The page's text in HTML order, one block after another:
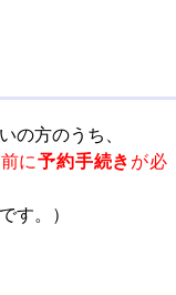
の方のうち、
前に予約手続き が必
す。）